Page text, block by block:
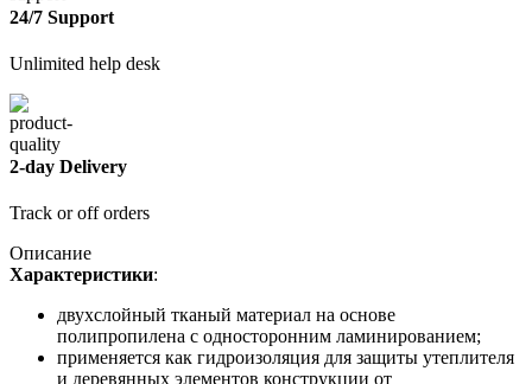
24/7 Support
Unlimited help desk
2-day Delivery
Track or off orders
Описание
Характеристики:
двухслойный тканый материал на основе
полипропилена с односторонним ламинированием;
применяется как гидроизоляция для защиты утеплителя
и деревянных элементов конструкции от